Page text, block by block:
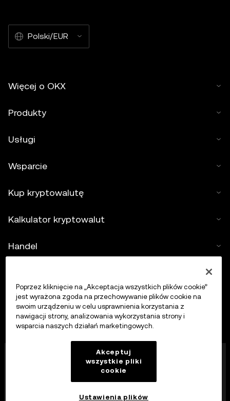
Polski/EUR
Więcej o OKX
Produkty
Usługi
Wsparcie
Kup kryptowalutę
Kalkulator kryptowalut
Handel
Firma OKX Europe Limited działająca pod nazwą
handlową OKX jest obecnie platformą handlu
kryptowalutami autoryzowaną jako dostawca usług
kryptowalutowych przez MFSA zgodnie z art. 28
ustawy o rynkach aktywów kryptograficznych (rozdział
Poprzez kliknięcie na „Akceptacja wszystkich plików cookie”
jest wyrażona zgoda na przechowywanie plików cookie na
swoim urządzeniu w celu usprawnienia korzystania z
nawigacji strony, analizowania wykorzystania strony i
wsparcia naszych działań marketingowych.
Akceptuj
wszystkie pliki
cookie
Ustawienia plików